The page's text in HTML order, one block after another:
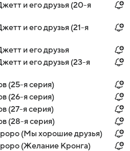
и его друзья (20-я
и его друзья (21-я
и его друзья
и его друзья (23-я
(25-я серия)
(26-я серия)
(27-я серия)
(28-я серия)
(Мы хорошие друзья)
(Желание Кронга)